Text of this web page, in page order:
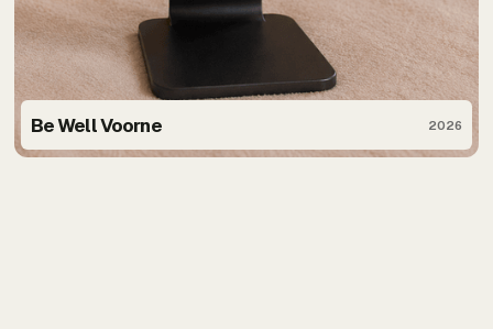
Be Well Voorne 2026